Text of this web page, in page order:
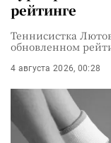
рейтинге
Теннисистка
обновленном
4 августа 2026, 00:28